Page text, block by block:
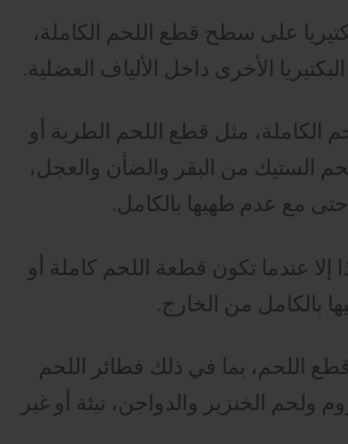
على سطح قطع اللحم الكاملة،
الأخرى داخل الألياف العضلية.
الكاملة، مثل قطع اللحم الطرية أو
الستيك من البقر والضأن والعجل،
مع عدم طهيها بالكامل.
إلا عندما تكون قطعة اللحم كاملة أو
بالكامل من الخارج.
اللحم، بما في ذلك فطائر اللحم
ولحم الخنزير والدواجن، نيئة أو غير